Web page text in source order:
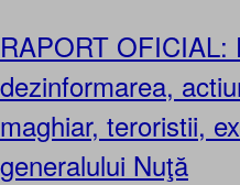
RAPORT OFICIAL:
dezinformarea,
maghiar, teroristii,
generalului Nuţă